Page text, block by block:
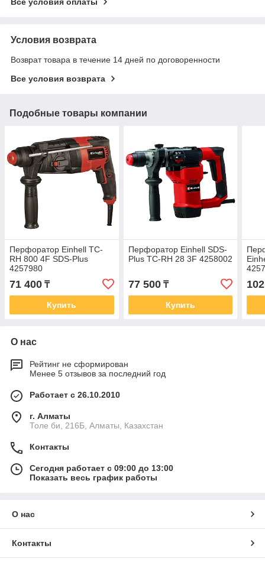
Условия возврата
Возврат товара в течение 14 дней по договоренности
Все условия возврата
Подобные товары компании
Перфоратор Einhell TC-
RH 800 4F SDS-Plus
4257980
71 400 ₸
Купить
Перфоратор Einhell SDS-
Plus TC-RH 28 3F 4258002
77 500₸
Купить
О нас
Рейтинг не сформирован
Менее 5 отзывов за последний год
Работает с 26.10.2010
г. Алматы
Толе би, 216Б, Алматы, Казахстан
Контакты
Сегодня работает с 09:00 до 13:00
Показать весь график работы
О нас
Контакты